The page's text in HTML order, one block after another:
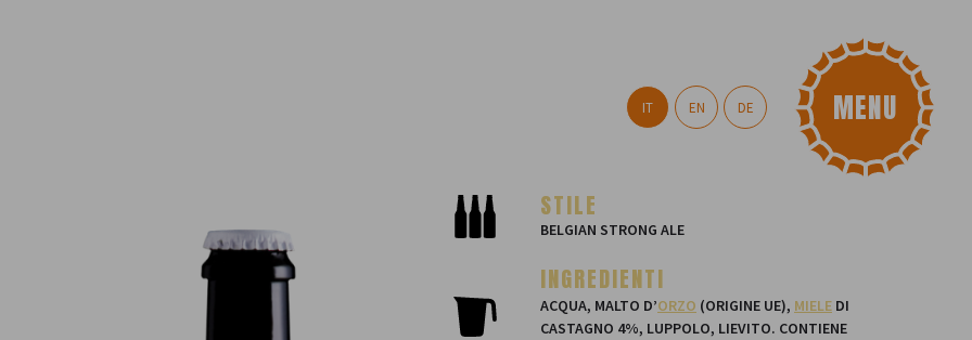
IT EN DE
STILE
BELGIAN STRONG ALE
INGREDIENTI
ACQUA, MALTO D’ORZO (ORIGINE UE), MIELE DI
CASTAGNO 4%, LUPPOLO, LIEVITO. CONTIENE